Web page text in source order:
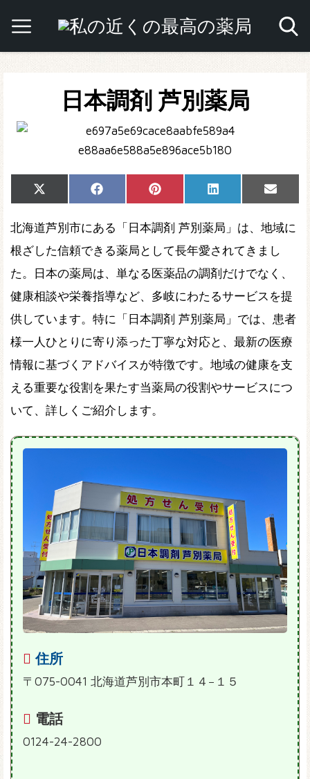
日本調剤 芦別薬局
Share
on
X
(Twitter)
Share
on
Facebook Share
on
Pinterest Share
on
LinkedIn
Share
on
Email
北海道芦別市にある「日本調剤 芦別薬局」は、地域に
根ざした信頼できる薬局として長年愛されてきまし
た。日本の薬局は、単なる医薬品の調剤だけでなく、
健康相談や栄養指導など、多岐にわたるサービスを提
供しています。特に「日本調剤 芦別薬局」では、患者
様一人ひとりに寄り添った丁寧な対応と、最新の医療
情報に基づくアドバイスが特徴です。地域の健康を支
える重要な役割を果たす当薬局の役割やサービスにつ
いて、詳しくご紹介します。
住所
〒075-0041 北海道芦別市本町１４−１５
電話
0124-24-2800